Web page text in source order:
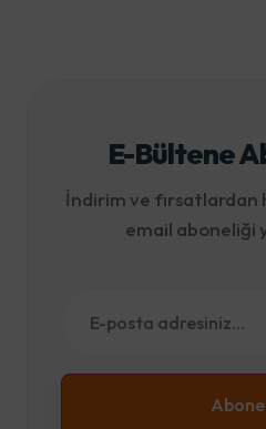
E-Bültene
İndirim ve fırsatlardan
email aboneliği